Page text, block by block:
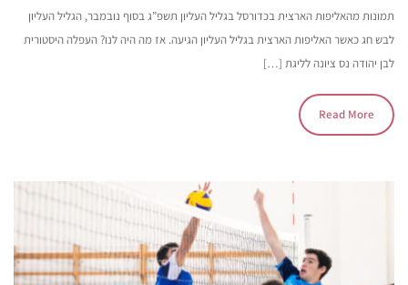
תמונות מהאליפות הארצית בכדורסל בגליל העליון תשפ”ג בסוף נובמבר, הגליל העליון
לבש חג כאשר האליפות הארצית בגליל העליון הגיעה. אז מה היה לנו? העפלה היסטורית
לבן יהודה נס ציונה לליגת […]
Read More